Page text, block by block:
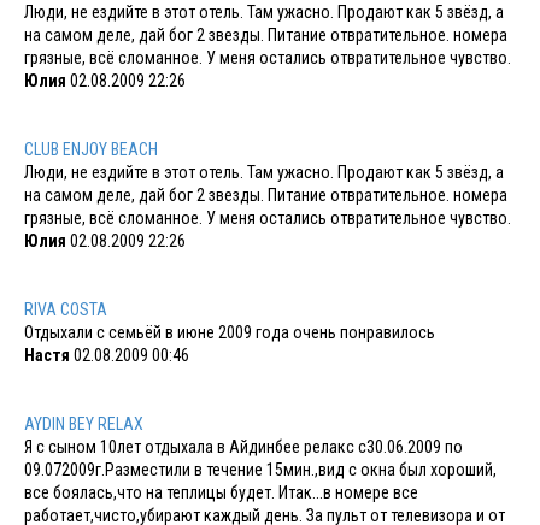
Люди, не ездийте в этот отель. Там ужасно. Продают как 5 звёзд, а
на самом деле, дай бог 2 звезды. Питание отвратительное. номера
грязные, всё сломанное. У меня остались отвратительное чувство.
Юлия 02.08.2009 22:26
CLUB ENJOY BEACH
Люди, не ездийте в этот отель. Там ужасно. Продают как 5 звёзд, а
на самом деле, дай бог 2 звезды. Питание отвратительное. номера
грязные, всё сломанное. У меня остались отвратительное чувство.
Юлия 02.08.2009 22:26
RIVA COSTA
Отдыхали с семьёй в июне 2009 года очень понравилось
Настя 02.08.2009 00:46
AYDIN BEY RELAX
Я с сыном 10лет отдыхала в Айдинбее релакс с30.06.2009 по
09.072009г.Разместили в течение 15мин.,вид с окна был хороший,
все боялась,что на теплицы будет. Итак...в номере все
работает,чисто,убирают каждый день. За пульт от телевизора и от